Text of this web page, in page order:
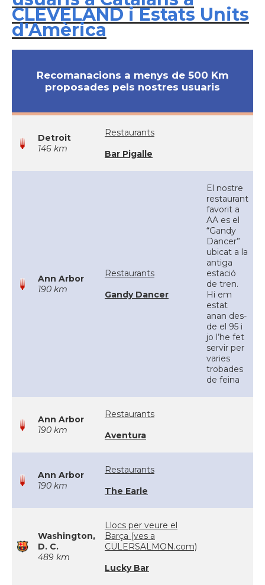
CLEVELAND i Estats Units
d'Amèrica
Recomanacions a menys de 500 Km
proposades pels nostres usuaris
Detroit
146 km
Restaurants
Bar Pigalle
Ann Arbor
190 km
Restaurants
Gandy Dancer
El nostre
restaurant
favorit a
AA es el
“Gandy
Dancer”
ubicat a la
antiga
estació
de tren.
Hi em
estat
anan des-
de el 95 i
jo l’he fet
servir per
varies
trobades
de feina
Ann Arbor
190 km
Restaurants
Aventura
Ann Arbor
190 km
Restaurants
The Earle
Washington,
D. C.
489 km
Llocs per veure el
Barça (ves a
CULERSALMON.com)
Lucky Bar